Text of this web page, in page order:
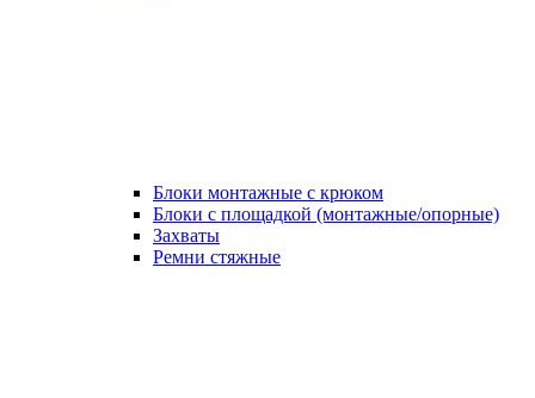
Блоки монтажные с крюком
Блоки с площадкой (монтажные/опорные)
Захваты
Ремни стяжные